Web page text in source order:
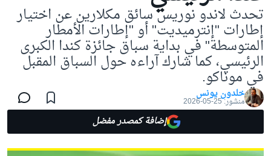
تحدث لاندو نوريس سائق مكلارين عن اختيار
إطارات "إنترميديت" أو "إطارات الأمطار
المتوسطة" في بداية سباق جائزة كندا الكبرى
الرئيسي، كما شارك آراءه حول السباق المقبل
في موناكو.
خلدون يونس
منشور:25-05-2026
إضافة كمصدر مفضل